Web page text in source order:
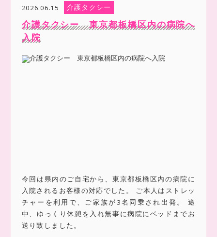
2026.06.15 介護タクシー
介護タクシー 東京都板橋区内の病院へ
入院
今回は県内のご自宅から、東京都板橋区内の病院に
入院されるお客様の対応でした。 ご本人はストレッ
チャーを利用で、ご家族が3名同乗され出発。 途
中、ゆっくり休憩を入れ無事に病院にベッドまでお
送り致しました。